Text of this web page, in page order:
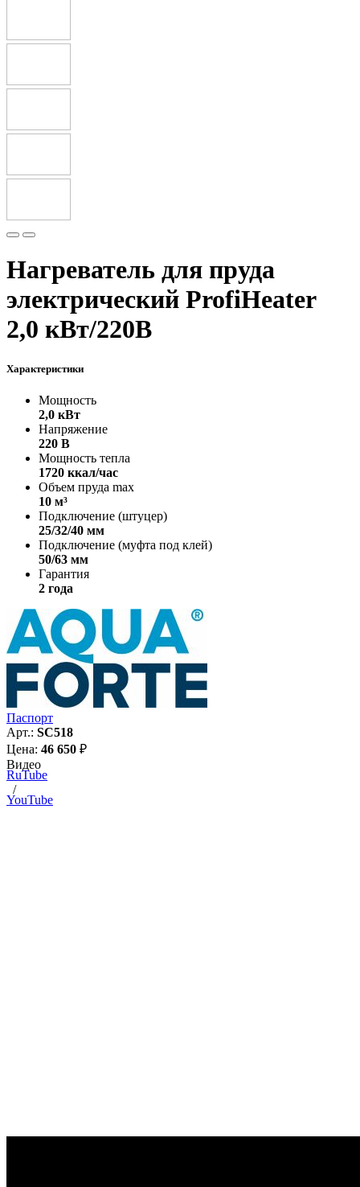
Нагреватель для пруда
электрический ProfiHeater
2,0 кВт/220В
Характеристики
Мощность
2,0 кВт
Напряжение
220 В
Мощность тепла
1720 ккал/час
Объем пруда max
10 м³
Подключение (штуцер)
25/32/40 мм
Подключение (муфта под клей)
50/63 мм
Гарантия
2 года
Паспорт
Арт.: SC518
Цена: 46 650 ₽
Видео
RuTube
/
YouTube